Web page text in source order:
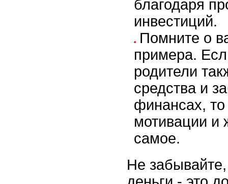
благодаря
инвестиций.
Помните о
примера.
родители
средства и
финансах,
мотивации и
самое.
Не